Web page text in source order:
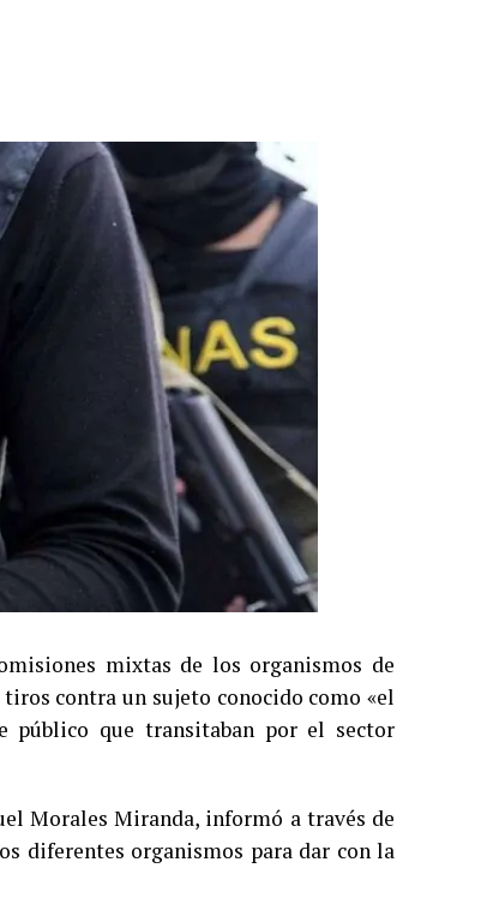
mixtas de los organismos de
contra un sujeto conocido como «el
público que transitaban por el sector
Morales Miranda, informó a través de
diferentes organismos para dar con la